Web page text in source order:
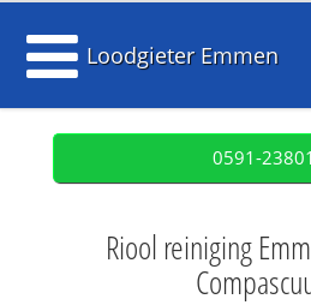
Loodgieter Emmen
0591-
Riool reiniging